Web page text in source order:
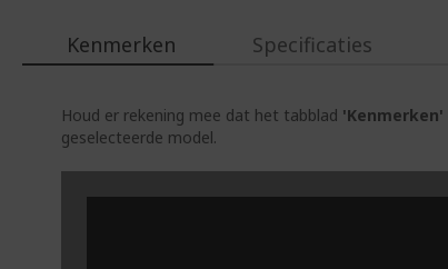
Kenmerken
Houd er rekening mee dat het tabblad 'Kenmerken'
geselecteerde model.
Specificaties